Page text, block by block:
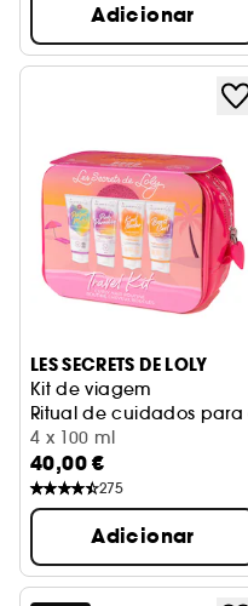
Adicionar
LES SECRETS DE LOLY
Kit de viagem
Ritual de cuidados
4 x 100 ml
40,00 €
275
Adicionar